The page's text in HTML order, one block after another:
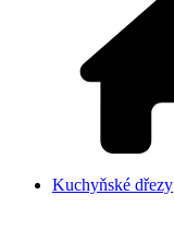
Kuchyňské dřezy